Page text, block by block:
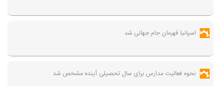
اسپانیا قهرمان جام جهانی شد
نحوه فعالیت مدارس برای سال تحصیلی آینده مشخص شد